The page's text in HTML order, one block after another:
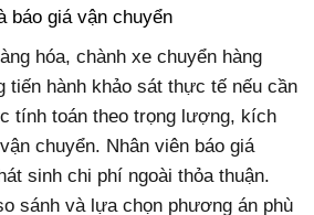
báo giá vận chuyển
hóa, chành xe chuyển hàng
tiến hành khảo sát thực tế nếu cần
tính toán theo trọng lượng, kích
chuyển. Nhân viên báo giá
sinh chi phí ngoài thỏa thuận.
sánh và lựa chọn phương án phù